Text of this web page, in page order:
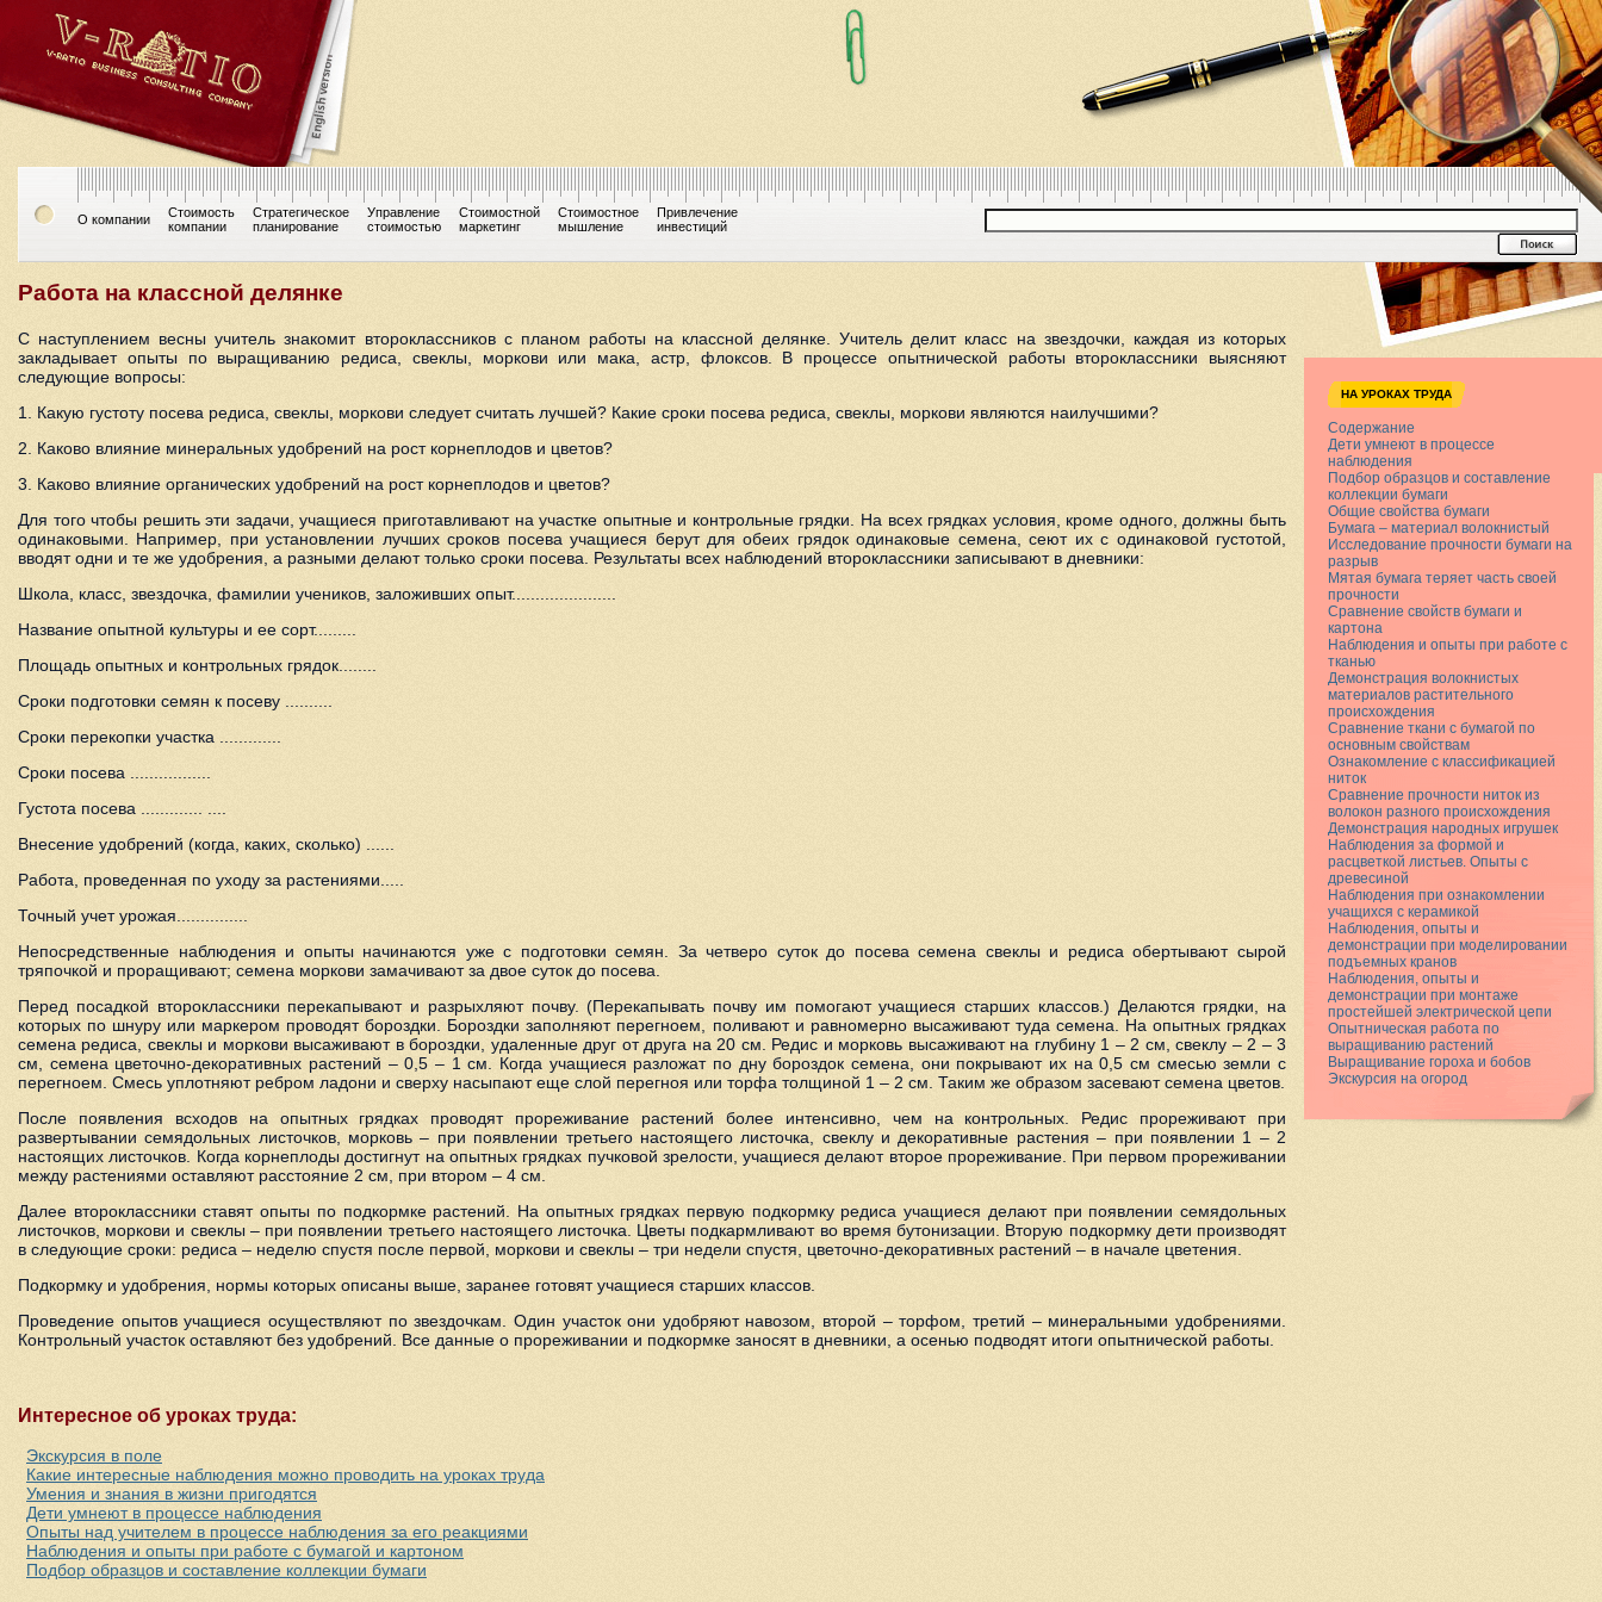
О компании
Стоимость
компании
Стратегическое
планирование
Управление
стоимостью
Стоимостной
маркетинг
Стоимостное
мышление
Привлечение
инвестиций
Работа на классной делянке
С наступлением весны учитель знакомит второклассников с планом работы на классной делянке. Учитель делит класс на звездочки, каждая из которых
закладывает опыты по выращиванию редиса, свеклы, моркови или мака, астр, флоксов. В процессе опытнической работы второклассники выясняют
следующие вопросы:
1. Какую густоту посева редиса, свеклы, моркови следует считать лучшей? Какие сроки посева редиса, свеклы, моркови являются наилучшими?
2. Каково влияние минеральных удобрений на рост корнеплодов и цветов?
3. Каково влияние органических удобрений на рост корнеплодов и цветов?
Для того чтобы решить эти задачи, учащиеся приготавливают на участке опытные и контрольные грядки. На всех грядках условия, кроме одного, должны быть
одинаковыми. Например, при установлении лучших сроков посева учащиеся берут для обеих грядок одинаковые семена, сеют их с одинаковой густотой,
вводят одни и те же удобрения, а разными делают только сроки посева. Результаты всех наблюдений второклассники записывают в дневники:
Школа, класс, звездочка, фамилии учеников, заложивших опыт......................
Название опытной культуры и ее сорт.........
Площадь опытных и контрольных грядок........
Сроки подготовки семян к посеву ..........
Сроки перекопки участка .............
Сроки посева .................
Густота посева ............. ....
Внесение удобрений (когда, каких, сколько) ......
Работа, проведенная по уходу за растениями.....
Точный учет урожая...............
Непосредственные наблюдения и опыты начинаются уже с подготовки семян. За четверо суток до посева семена свеклы и редиса обертывают сырой
тряпочкой и проращивают; семена моркови замачивают за двое суток до посева.
Перед посадкой второклассники перекапывают и разрыхляют почву. (Перекапывать почву им помогают учащиеся старших классов.) Делаются грядки, на
которых по шнуру или маркером проводят бороздки. Бороздки заполняют перегноем, поливают и равномерно высаживают туда семена. На опытных грядках
семена редиса, свеклы и моркови высаживают в бороздки, удаленные друг от друга на 20 см. Редис и морковь высаживают на глубину 1 – 2 см, свеклу – 2 – 3
см, семена цветочно-декоративных растений – 0,5 – 1 см. Когда учащиеся разложат по дну бороздок семена, они покрывают их на 0,5 см смесью земли с
перегноем. Смесь уплотняют ребром ладони и сверху насыпают еще слой перегноя или торфа толщиной 1 – 2 см. Таким же образом засевают семена цветов.
После появления всходов на опытных грядках проводят прореживание растений более интенсивно, чем на контрольных. Редис прореживают при
развертывании семядольных листочков, морковь – при появлении третьего настоящего листочка, свеклу и декоративные растения – при появлении 1 – 2
настоящих листочков. Когда корнеплоды достигнут на опытных грядках пучковой зрелости, учащиеся делают второе прореживание. При первом прореживании
между растениями оставляют расстояние 2 см, при втором – 4 см.
Далее второклассники ставят опыты по подкормке растений. На опытных грядках первую подкормку редиса учащиеся делают при появлении семядольных
листочков, моркови и свеклы – при появлении третьего настоящего листочка. Цветы подкармливают во время бутонизации. Вторую подкормку дети производят
в следующие сроки: редиса – неделю спустя после первой, моркови и свеклы – три недели спустя, цветочно-декоративных растений – в начале цветения.
Подкормку и удобрения, нормы которых описаны выше, заранее готовят учащиеся старших классов.
Проведение опытов учащиеся осуществляют по звездочкам. Один участок они удобряют навозом, второй – торфом, третий – минеральными удобрениями.
Контрольный участок оставляют без удобрений. Все данные о прореживании и подкормке заносят в дневники, а осенью подводят итоги опытнической работы.
Интересное об уроках труда:
Экскурсия в поле
Какие интересные наблюдения можно проводить на уроках труда
Умения и знания в жизни пригодятся
Дети умнеют в процессе наблюдения
Опыты над учителем в процессе наблюдения за его реакциями
Наблюдения и опыты при работе с бумагой и картоном
Подбор образцов и составление коллекции бумаги
НА УРОКАХ ТРУДА
Содержание
Дети умнеют в процессе
наблюдения
Подбор образцов и составление
коллекции бумаги
Общие свойства бумаги
Бумага – материал волокнистый
Исследование прочности бумаги на
разрыв
Мятая бумага теряет часть своей
прочности
Сравнение свойств бумаги и
картона
Наблюдения и опыты при работе с
тканью
Демонстрация волокнистых
материалов растительного
происхождения
Сравнение ткани с бумагой по
основным свойствам
Ознакомление с классификацией
ниток
Сравнение прочности ниток из
волокон разного происхождения
Демонстрация народных игрушек
Наблюдения за формой и
расцветкой листьев. Опыты с
древесиной
Наблюдения при ознакомлении
учащихся с керамикой
Наблюдения, опыты и
демонстрации при моделировании
подъемных кранов
Наблюдения, опыты и
демонстрации при монтаже
простейшей электрической цепи
Опытническая работа по
выращиванию растений
Выращивание гороха и бобов
Экскурсия на огород